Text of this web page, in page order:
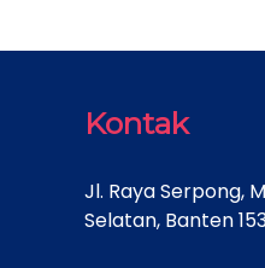
Kontak
Jl. Raya Serpong,
Selatan, Banten